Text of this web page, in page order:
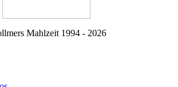
Mahlzeit 1994 - 2026